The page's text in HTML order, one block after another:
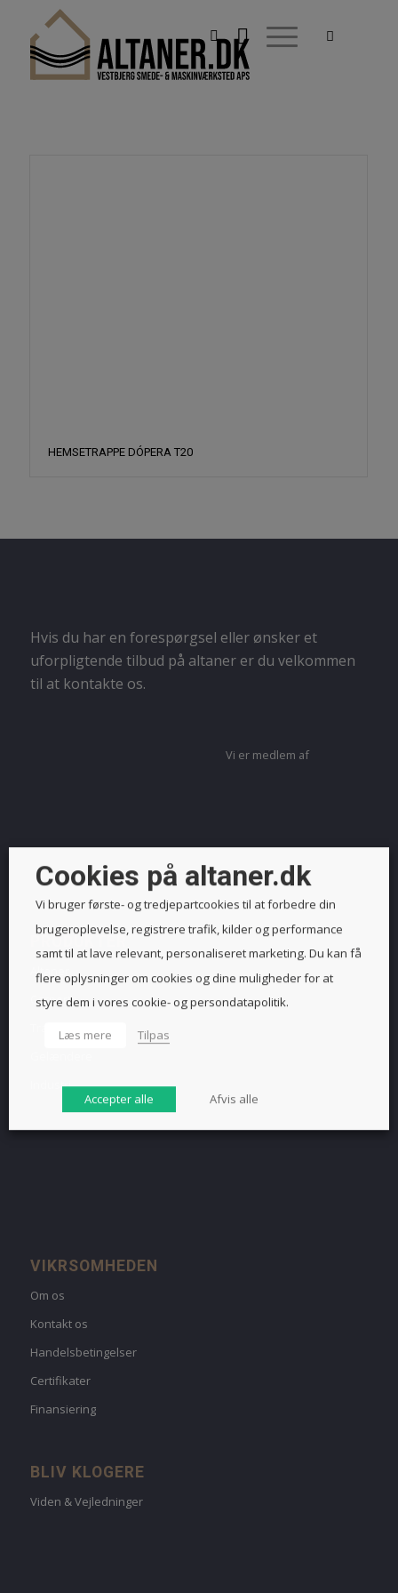
HEMSETRAPPE DÓPERA T20
Hvis du har en forespørgsel eller ønsker et
uforpligtende tilbud på altaner er du velkommen
til at kontakte os.
Vi er medlem af
PRODUKTER
Altaner
Carporte
Trapper
Industri
VIKRSOMHEDEN
Om os
Kontakt os
Handelsbetingelser
Certifikater
Finansiering
BLIV KLOGERE
Viden & Vejledninger
Cookies på altaner.dk
Vi bruger første- og tredjepartcookies til at forbedre din
brugeroplevelse, registrere trafik, kilder og performance
samt til at lave relevant, personaliseret marketing. Du kan få
flere oplysninger om cookies og dine muligheder for at
styre dem i vores cookie- og persondatapolitik.
Læs mere Tilpas
Accepter alle Afvis alle